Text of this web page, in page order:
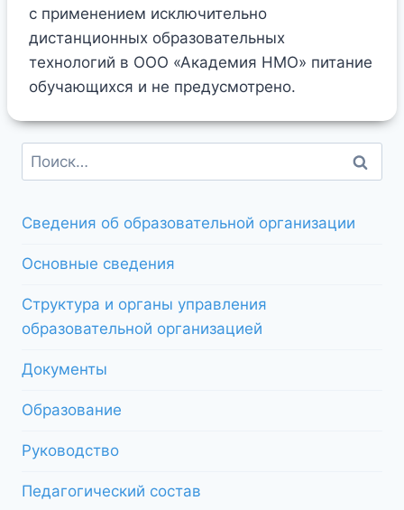
с применением исключительно
дистанционных образовательных
технологий в ООО «Академия НМО» питание
обучающихся и не предусмотрено.
Сведения об образовательной организации
Основные сведения
Структура и органы управления
образовательной организацией
Документы
Образование
Руководство
Педагогический состав